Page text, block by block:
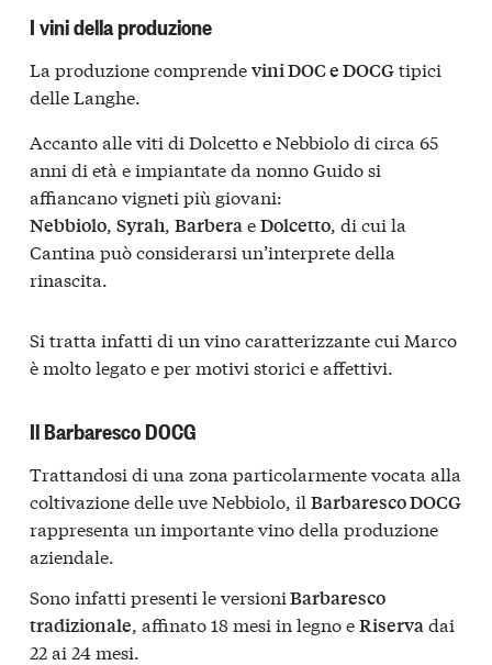
I vini della produzione
La produzione comprendevini DOC e DOCGtipici
delle Langhe.
Accanto alle viti di Dolcetto e Nebbiolo di circa 65
anni di età e impiantate da nonno Guido si
affiancano vigneti più giovani:
Nebbiolo, Syrah, BarberaeDolcetto, di cui la
Cantina può considerarsi un’interprete della
rinascita.
Si tratta infatti di un vino caratterizzante cui Marco
è molto legato e per motivi storici e affettivi.
Il Barbaresco DOCG
Trattandosi di una zona particolarmente vocata alla
coltivazione delle uve Nebbiolo, il Barbaresco DOCG
rappresenta un importante vino della produzione
aziendale.
Sono infatti presenti le versioniBarbaresco
tradizionale, affinato 18 mesi in legno eRiservadai
22 ai 24 mesi.